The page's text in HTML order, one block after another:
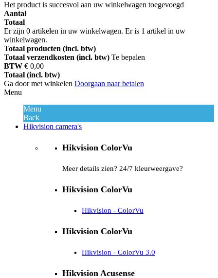
Het product is succesvol aan uw winkelwagen toegevoegd
Aantal
Totaal
Er zijn 0 artikelen in uw winkelwagen. Er is 1 artikel in uw
winkelwagen.
Totaal producten (incl. btw)
Totaal verzendkosten (incl. btw) Te bepalen
BTW € 0,00
Totaal (incl. btw)
Ga door met winkelen Doorgaan naar betalen
Menu
Menu
Back
Hikvision camera's
Hikvision ColorVu
Meer details zien? 24/7 kleurweergave?
Hikvision ColorVu
Hikvision - ColorVu
Hikvision ColorVu
Hikvision - ColorVu 3.0
Hikvision Acusense